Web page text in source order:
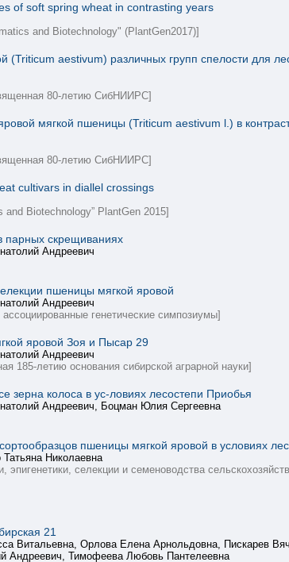
of soft spring wheat in contrasting years
and Biotechnology" (PlantGen2017)]
(Triticum aestivum) различных групп спелости для
80-летию СибНИИРС]
мягкой пшеницы (Triticum aestivum l.) в
80-летию СибНИИРС]
cultivars in diallel crossings
Biotechnology” PlantGen 2015]
парных скрещиваниях
Андреевич
пшеницы мягкой яровой
Андреевич
генетические симпозиумы]
яровой Зоя и Пысар 29
Андреевич
185-летию основания сибирской аграрной науки]
зерна колоса в ус-ловиях лесостепи Приобья
Андреевич, Боцман Юлия Сергеевна
пшеницы мягкой яровой в условиях
Николаевна
селекции и семеноводства
21
Витальевна, Орлова Елена Арнольдовна, Пискарев
Андреевич, Тимофеева Любовь Пантелеевна